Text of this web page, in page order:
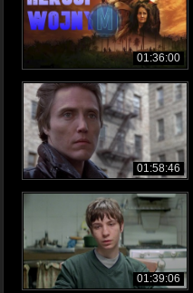
01:36:00
01:58:46
01:39:06